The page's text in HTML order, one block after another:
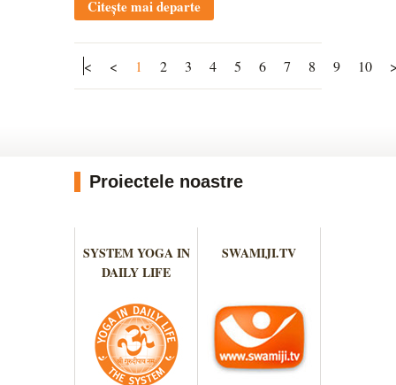
Citește mai departe
< < 1 2 3 4 5 6 7 8 9 10
Proiectele noastre
SYSTEM YOGA IN
DAILY LIFE
SWAMIJI.TV